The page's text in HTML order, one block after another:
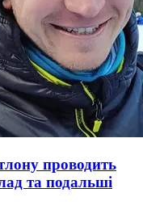
проводить
та подальші